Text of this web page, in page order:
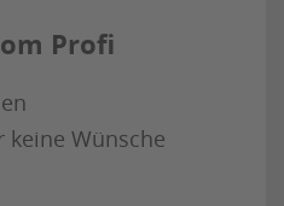
Profi
keine Wünsche